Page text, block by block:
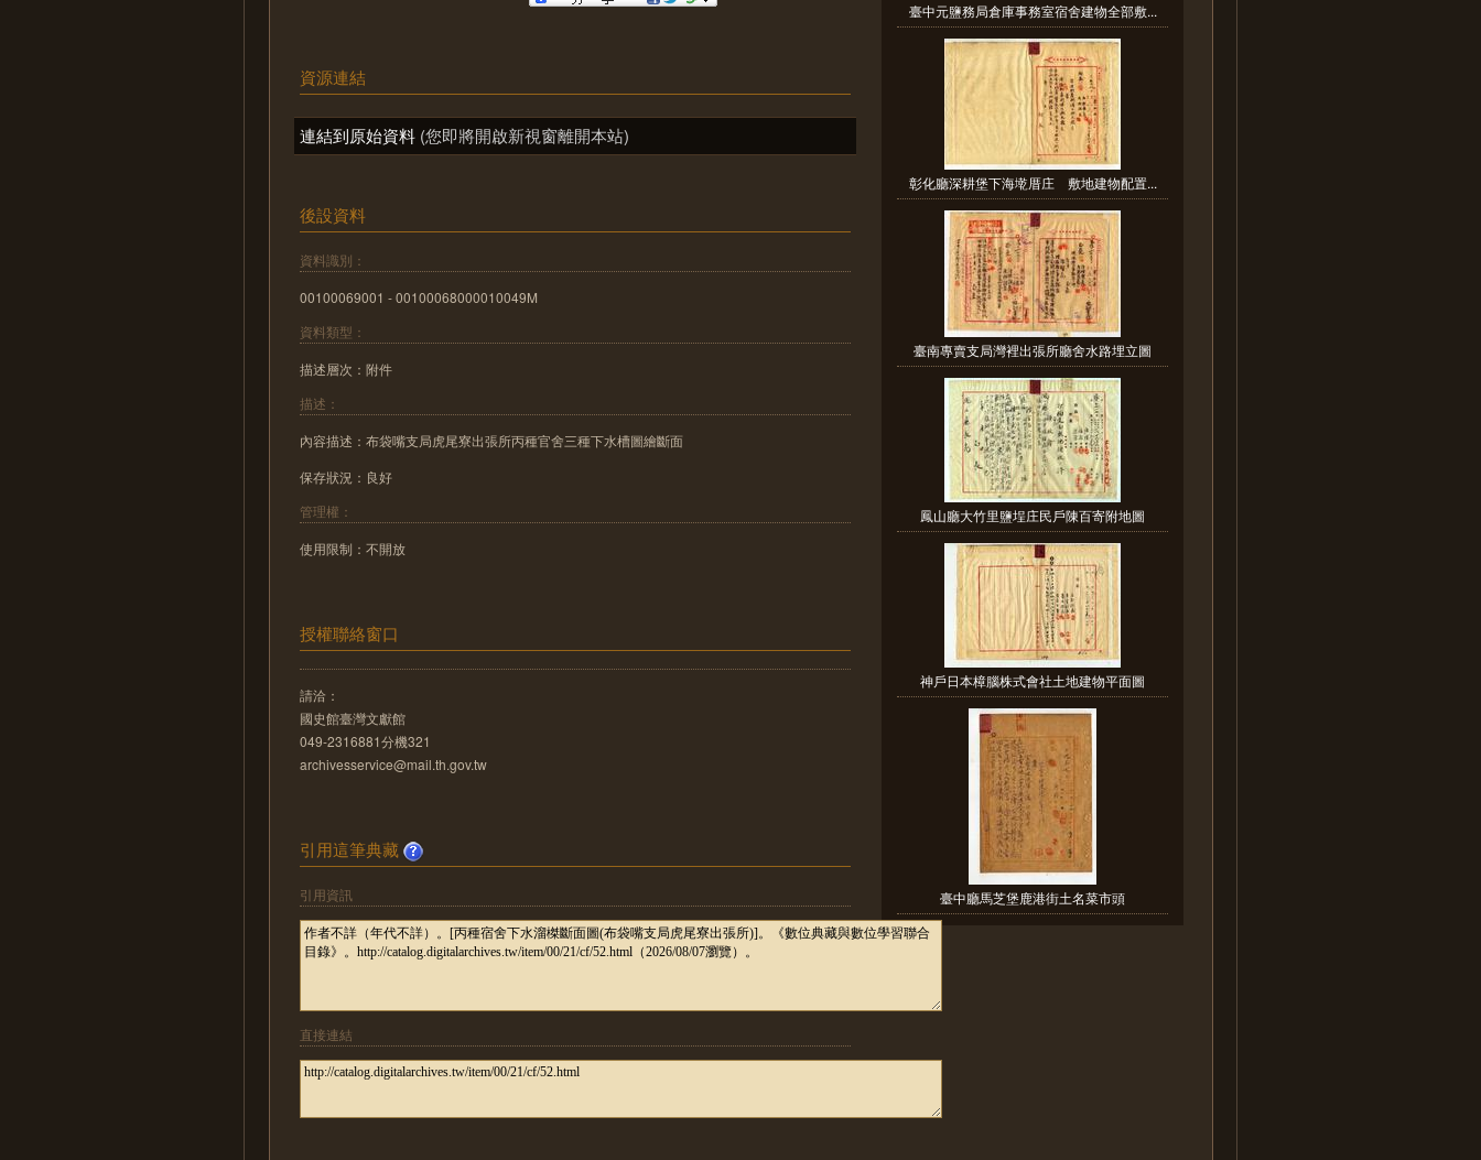
資源連結
連結到原始資料 (您即將開啟新視窗離開本站)
後設資料
資料識別：
00100069001 - 00100068000010049M
資料類型：
描述層次：附件
描述：
內容描述：布袋嘴支局虎尾寮出張所丙種官舍三種下水槽圖繪斷面
保存狀況：良好
管理權：
使用限制：不開放
授權聯絡窗口
請洽：
國史館臺灣文獻館
049-2316881分機321
archivesservice@mail.th.gov.tw
引用這筆典藏
引用資訊
直接連結
臺中元鹽務局倉庫事務室宿舍建物全部敷...
彰化廳深耕堡下海墘厝庄 敷地建物配置...
臺南專賣支局灣裡出張所廳舍水路埋立圖
鳳山廳大竹里鹽埕庄民戶陳百寄附地圖
神戶日本樟腦株式會社土地建物平面圖
臺中廳馬芝堡鹿港街土名菜市頭